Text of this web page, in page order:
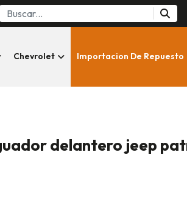
Chevrolet Importacion De Repuesto
delantero jeep